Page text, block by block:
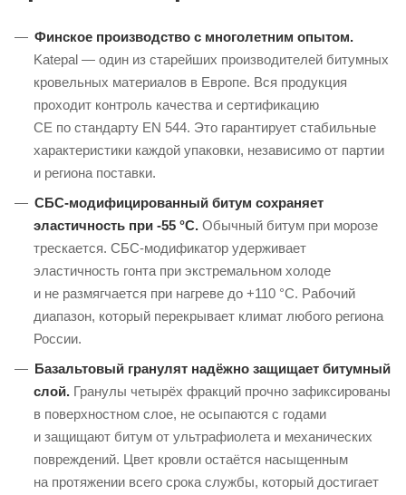
Финское производство с многолетним опытом.
Katepal — один из старейших производителей битумных
кровельных материалов в Европе. Вся продукция
проходит контроль качества и сертификацию
CE по стандарту EN 544. Это гарантирует стабильные
характеристики каждой упаковки, независимо от партии
и региона поставки.
СБС-модифицированный битум сохраняет
эластичность при -55 °C. Обычный битум при морозе
трескается. СБС-модификатор удерживает
эластичность гонта при экстремальном холоде
и не размягчается при нагреве до +110 °C. Рабочий
диапазон, который перекрывает климат любого региона
России.
Базальтовый гранулят надёжно защищает битумный
слой. Гранулы четырёх фракций прочно зафиксированы
в поверхностном слое, не осыпаются с годами
и защищают битум от ультрафиолета и механических
повреждений. Цвет кровли остаётся насыщенным
на протяжении всего срока службы, который достигает